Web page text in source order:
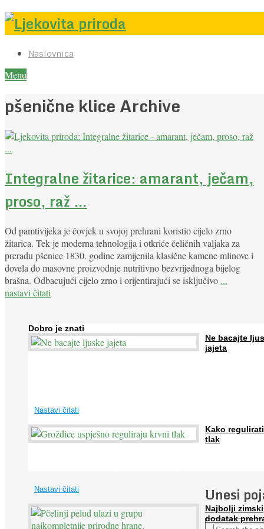
Naslovnica
Menu
pšenične klice Archive
Integralne žitarice: amarant, ječam,
proso, raž …
Od pamtivijeka je čovjek u svojoj prehrani koristio cijelo zrno
žitarica. Tek je moderna tehnologija i otkriće čeličnih valjaka za
preradu pšenice 1830. godine zamijenila klasične kamene mlinove i
dovela do masovne proizvodnje nutritivno bezvrijednoga bijelog
brašna. Odbacujući cijelo zrno i orijentirajući se isključivo ...
nastavi čitati
Dobro je znati
Ne bacajte
jajeta
Nastavi čitati
Kako
tlak
Nastavi čitati
Najbolji zimski
dodatak
Unesi